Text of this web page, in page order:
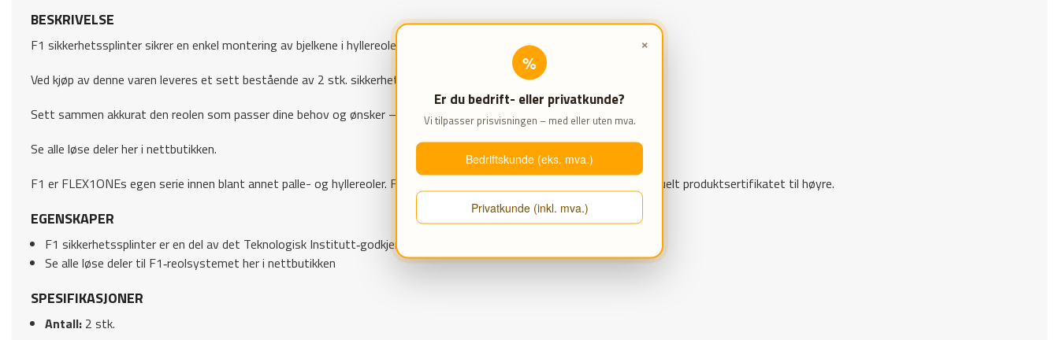
×
%
Er du bedrift- eller privatkunde?
Vi tilpasser prisvisningen – med eller uten mva.
Bedriftskunde (eks. mva.)
Privatkunde (inkl. mva.)
BESKRIVELSE
F1 sikkerhetssplinter sikrer en enkel montering av bjelkene i hyllereolene – og samtidig holder de bjelken trygt på plass.
Ved kjøp av denne varen leveres et sett bestående av 2 stk. sikkerhetssplinter.
Sett sammen akkurat den reolen som passer dine behov og ønsker – både når det gjelder hyldetype, mål og bæreevne.
Se alle løse deler her i nettbutikken.
F1 er FLEX1ONEs egen serie innen blant annet palle- og hyllereoler. F1 er godkjent av Teknologisk Institutt – se eventuelt produktsertifikatet til høyre.
EGENSKAPER
F1 sikkerhetssplinter er en del av det Teknologisk Institutt‑godkjente lagersystemet
Se alle løse deler til F1‑reolsystemet her i nettbutikken
SPESIFIKASJONER
Antall:2 stk.